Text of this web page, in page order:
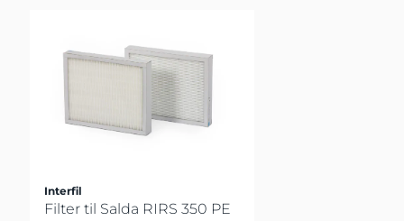
Interfil
Filter til Salda RIRS 350 PE